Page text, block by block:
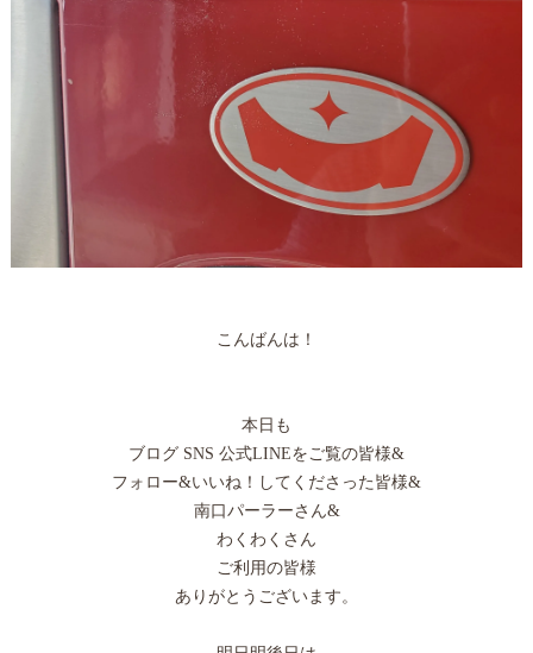
こんばんは！
本日も
ブログ SNS 公式LINEをご覧の皆様&
フォロー&いいね！してくださった皆様&
南口パーラーさん&
わくわくさん
ご利用の皆様
ありがとうございます。